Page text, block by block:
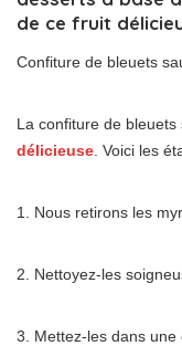
de ce fruit
Confiture de bleuets
La confiture de
délicieuse . Voici les
1. Nous retirons les
2. Nettoyez-les
3. Mettez-les dans une